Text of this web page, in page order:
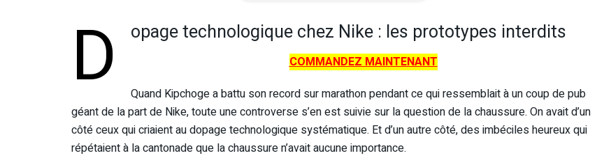
D opage technologique chez Nike : les prototypes interdits
COMMANDEZ MAINTENANT
Quand Kipchoge a battu son record sur marathon pendant ce qui ressemblait à un coup de pub
géant de la part de Nike, toute une controverse s’en est suivie sur la question de la chaussure. On avait d’un
côté ceux qui criaient au dopage technologique systématique. Et d’un autre côté, des imbéciles heureux qui
répétaient à la cantonade que la chaussure n’avait aucune importance.